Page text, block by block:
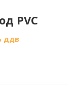
PVC
ддв